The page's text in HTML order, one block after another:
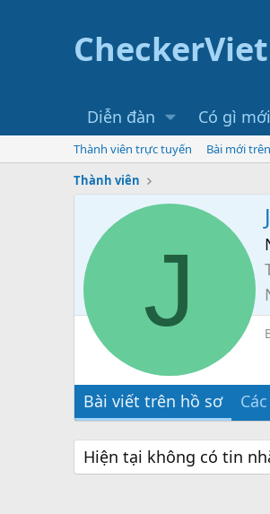
CheckerViet
Diễn đàn Có gì mới
Thành viên trực tuyến
Bài mới
Thành viên
J
Bài viết trên hồ sơ
Hiện tại không có tin